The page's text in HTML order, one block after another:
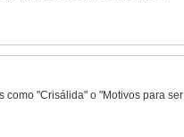
como "Crisálida" o "Motivos para ser